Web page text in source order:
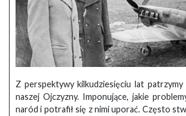
Z perspektywy kilkudziesięciu lat
naszej Ojczyzny. Imponujące, jakie
naród i potrafił się z nimi uporać. Często